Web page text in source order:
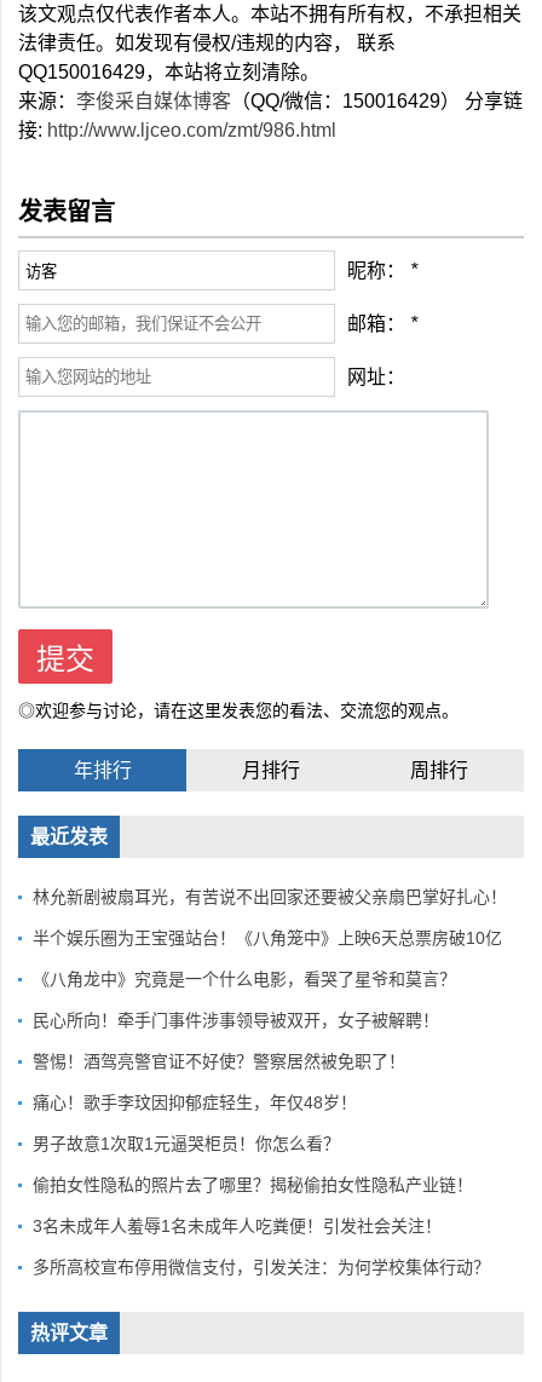
该文观点仅代表作者本人。本站不拥有所有权，不承担相关
法律责任。如发现有侵权/违规的内容， 联系
QQ150016429，本站将立刻清除。
来源： 李俊采自媒体博客 （QQ/微信：150016429） 分享链
接: http://www.ljceo.com/zmt/986.html
发表留言
昵称： *
邮箱： *
网址：
◎欢迎参与讨论，请在这里发表您的看法、交流您的观点。
年排行 月排行 周排行
最近发表
林允新剧被扇耳光，有苦说不出回家还要被父亲扇巴掌好扎心！
半个娱乐圈为王宝强站台！《八角笼中》上映6天总票房破10亿
《八角龙中》究竟是一个什么电影，看哭了星爷和莫言？
民心所向！牵手门事件涉事领导被双开，女子被解聘！
警惕！酒驾亮警官证不好使？警察居然被免职了！
痛心！歌手李玟因抑郁症轻生，年仅48岁！
男子故意1次取1元逼哭柜员！你怎么看？
偷拍女性隐私的照片去了哪里？揭秘偷拍女性隐私产业链！
3名未成年人羞辱1名未成年人吃粪便！引发社会关注！
多所高校宣布停用微信支付，引发关注：为何学校集体行动？
热评文章